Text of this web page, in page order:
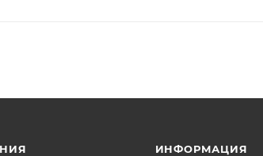
ИНФОРМАЦИЯ